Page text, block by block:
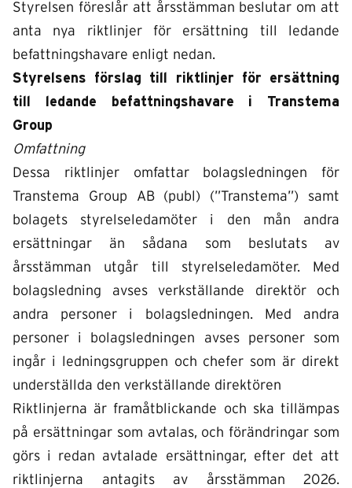
Styrelsen föreslår att årsstämman beslutar om att
anta nya riktlinjer för ersättning till ledande
befattningshavare enligt nedan.
Styrelsens förslag till riktlinjer för ersättning
till ledande befattningshavare i Transtema
Group
Omfattning
Dessa riktlinjer omfattar bolagsledningen för
Transtema Group AB (publ) (”Transtema”) samt
bolagets styrelseledamöter i den mån andra
ersättningar än sådana som beslutats av
årsstämman utgår till styrelseledamöter. Med
bolagsledning avses verkställande direktör och
andra personer i bolagsledningen. Med andra
personer i bolagsledningen avses personer som
ingår i ledningsgruppen och chefer som är direkt
underställda den verkställande direktören
Riktlinjerna är framåtblickande och ska tillämpas
på ersättningar som avtalas, och förändringar som
görs i redan avtalade ersättningar, efter det att
riktlinjerna antagits av årsstämman 2026.